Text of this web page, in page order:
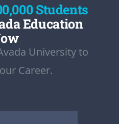
Students
Education
University to
Career.